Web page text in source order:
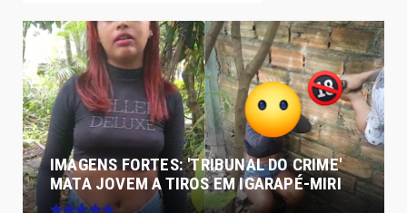
IMAGENS FORTES: 'TRIBUNAL DO CRIME'
MATA JOVEM A TIROS EM IGARAPÉ-MIRI